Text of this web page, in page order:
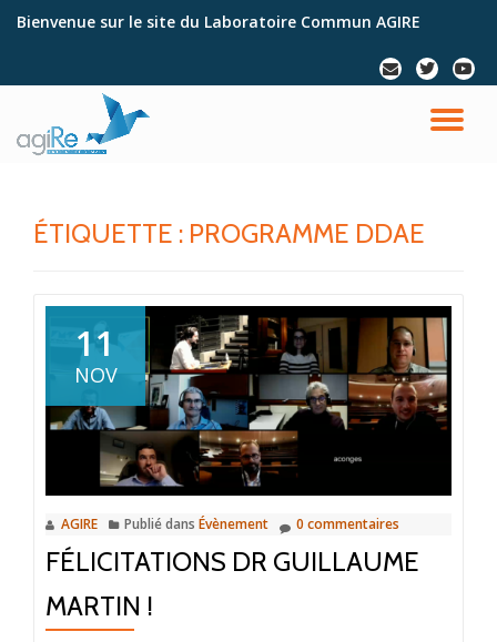
Bienvenue sur le site du Laboratoire Commun AGIRE
fa-
envelope
fa-
twitter
fa-
ÉTIQUETTE : PROGRAMME DDAE
11
NOV
AGIRE Publié dans Évènement 0 commentaires
FÉLICITATIONS DR GUILLAUME
MARTIN !